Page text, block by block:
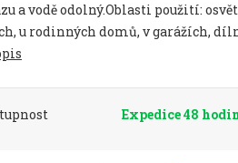
a vodě odolný.Oblasti použití:
u rodinných domů, v garážích,
Expedice 48